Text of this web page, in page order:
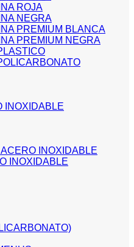
ROJA
NEGRA
PREMIUM BLANCA
PREMIUM NEGRA
INOXIDABLE
INOXIDABLE
INOXIDABLE